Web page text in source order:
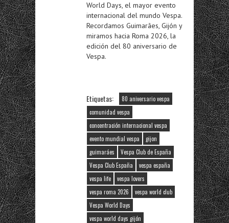
World Days, el mayor evento
internacional del mundo Vespa.
Recordamos Guimarães, Gijón y
miramos hacia Roma 2026, la
edición del 80 aniversario de
Vespa.
Etiquetas:
80 aniversario vespa
comunidad vespa
concentración internacional vespa
evento mundial vespa
gijon
guimaráes
Vespa Club de España
Vespa Club España
vespa españa
vespa life
vespa lovers
vespa roma 2026
vespa world club
Vespa World Days
vespa world days gijón